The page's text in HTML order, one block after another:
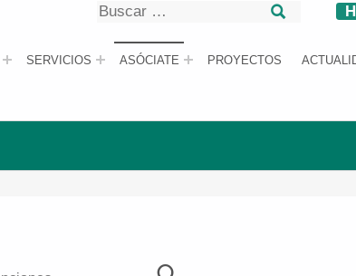
SERVICIOS ASÓCIATE PROYECTOS
Buscar